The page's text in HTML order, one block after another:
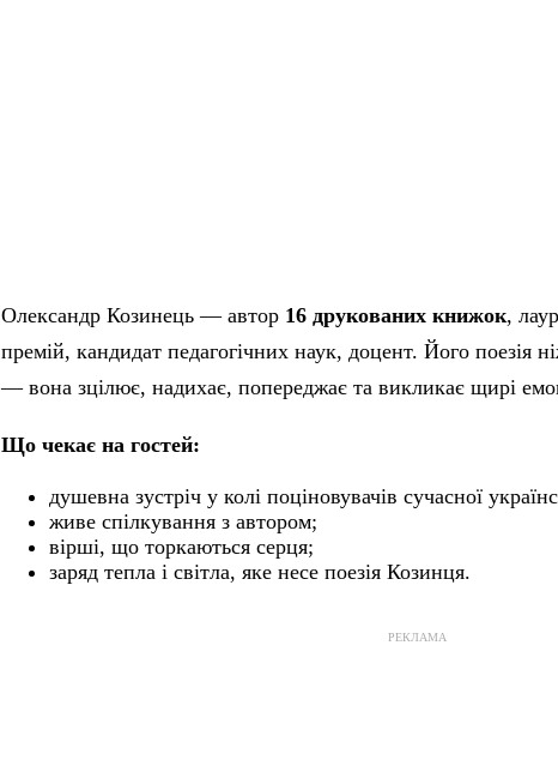
Олександр Козинець — автор 16 друкованих книжок,
премій, кандидат педагогічних наук, доцент. Його поезія
— вона зцілює, надихає, попереджає та викликає щирі
Що чекає на гостей:
душевна зустріч у колі поціновувачів сучасної
живе спілкування з автором;
вірші, що торкаються серця;
заряд тепла і світла, яке несе поезія Козинця.
РЕКЛАМА